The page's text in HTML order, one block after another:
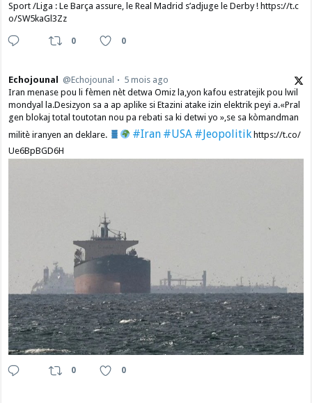
Sport /Liga : Le Barça assure, le Real Madrid s’adjuge le Derby ! https://t.c
o/SW5kaGl3Zz
0 0
Echojounal @Echojounal
5 mois ago
Iran menase pou li fèmen nèt detwa Omiz la,yon kafou estratejik pou lwil
mondyal la.Desizyon sa a ap aplike si Etazini atake izin elektrik peyi a.​«Pral
gen blokaj total toutotan nou pa rebati sa ki detwi yo »,se sa kòmandman
militè iranyen an deklare.
#Iran #USA #Jeopolitikhttps://t.co/
Ue6BpBGD6H
0 0